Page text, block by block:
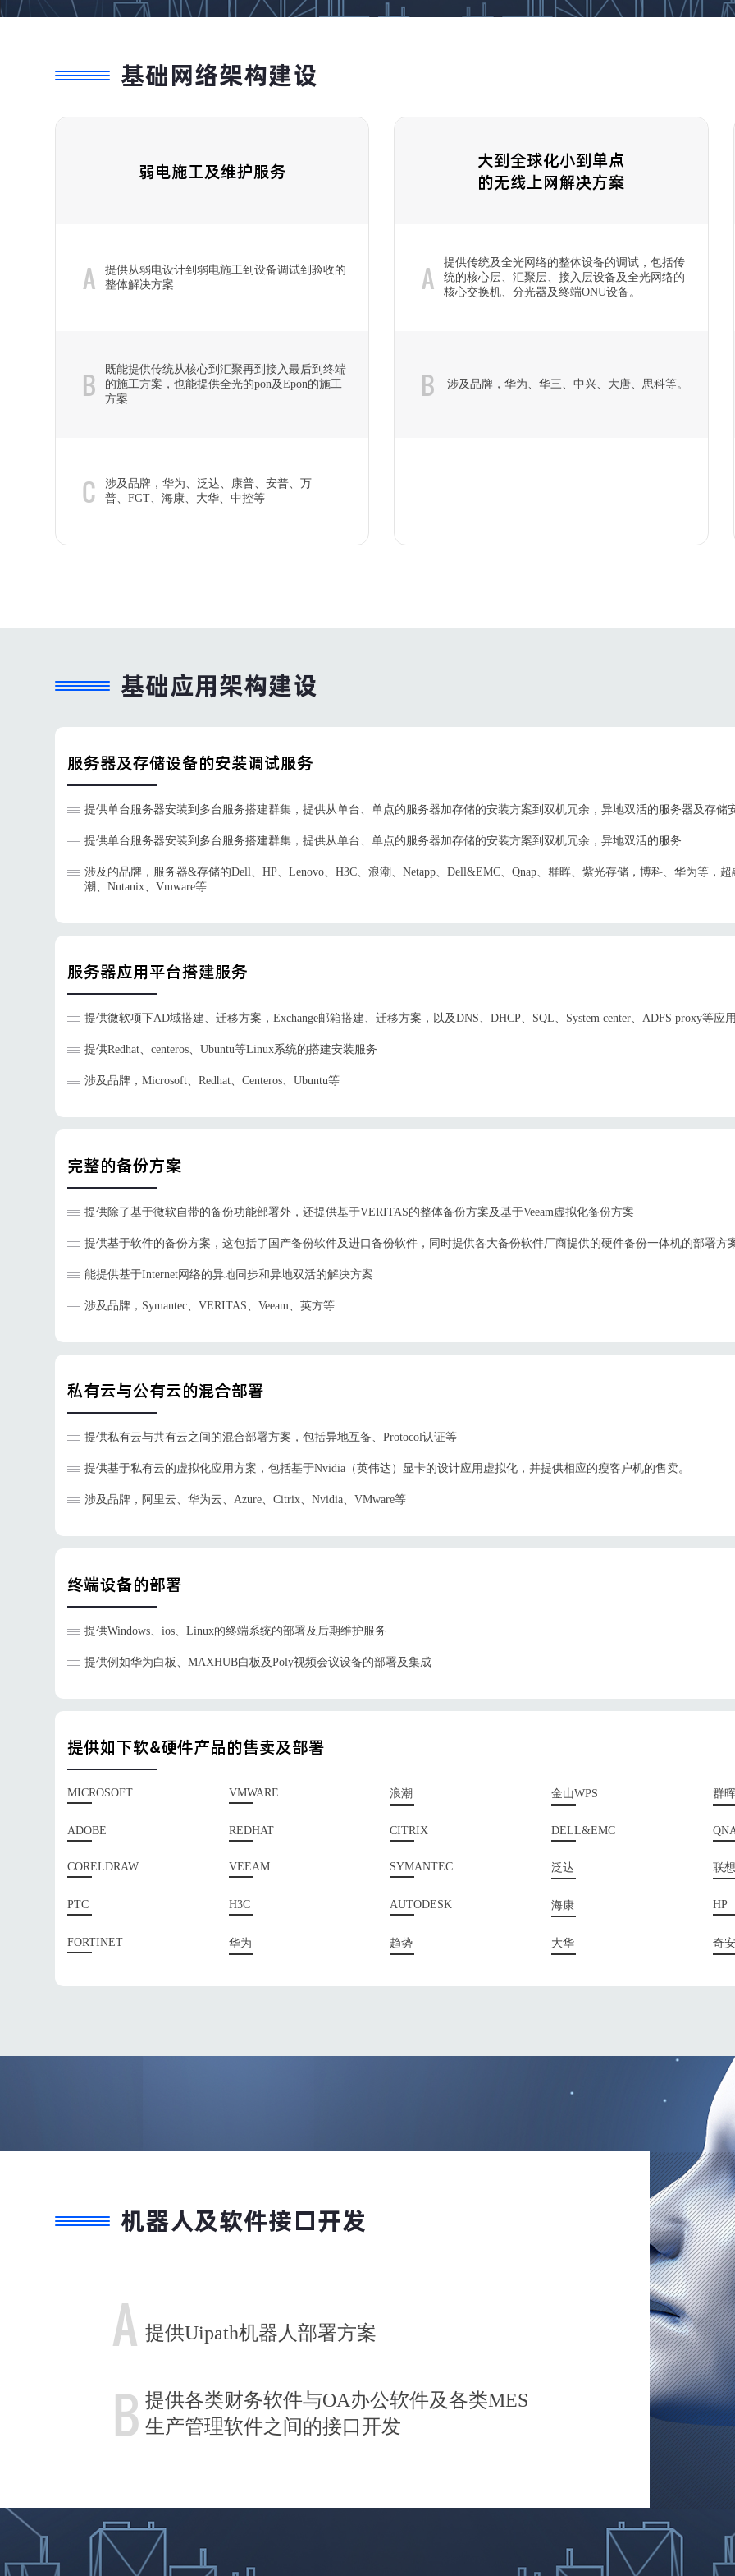
基础网络架构建设
弱电施工及维护服务
A
提供从弱电设计到弱电施工到设备调试到验收的
整体解决方案
B
既能提供传统从核心到汇聚再到接入最后到终端
的施工方案，也能提供全光的pon及Epon的施工
方案
C
涉及品牌，华为、泛达、康普、安普、万
普、FGT、海康、大华、中控等
大到全球化小到单点
的无线上网解决方案
A
提供传统及全光网络的整体设备的调试，包括传
统的核心层、汇聚层、接入层设备及全光网络的
核心交换机、分光器及终端ONU设备。
B 涉及品牌，华为、华三、中兴、大唐、思科等。
基础应用架构建设
服务器及存储设备的安装调试服务
提供单台服务器安装到多台服务搭建群集，提供从单台、单点的服务器加存储的安装方案到双机冗余，异地双活的服务器及存
提供单台服务器安装到多台服务搭建群集，提供从单台、单点的服务器加存储的安装方案到双机冗余，异地双活的服务
涉及的品牌，服务器&存储的Dell、HP、Lenovo、H3C、浪潮、Netapp、Dell&EMC、Qnap、群晖、紫光存储，博科、华为等，
潮、Nutanix、Vmware等
服务器应用平台搭建服务
提供微软项下AD域搭建、迁移方案，Exchange邮箱搭建、迁移方案，以及DNS、DHCP、SQL、System center、ADFS proxy等应
提供Redhat、centeros、Ubuntu等Linux系统的搭建安装服务
涉及品牌，Microsoft、Redhat、Centeros、Ubuntu等
完整的备份方案
提供除了基于微软自带的备份功能部署外，还提供基于VERITAS的整体备份方案及基于Veeam虚拟化备份方案
提供基于软件的备份方案，这包括了国产备份软件及进口备份软件，同时提供各大备份软件厂商提供的硬件备份一体机的部署方
能提供基于Internet网络的异地同步和异地双活的解决方案
涉及品牌，Symantec、VERITAS、Veeam、英方等
私有云与公有云的混合部署
提供私有云与共有云之间的混合部署方案，包括异地互备、Protocol认证等
提供基于私有云的虚拟化应用方案，包括基于Nvidia（英伟达）显卡的设计应用虚拟化，并提供相应的瘦客户机的售卖。
涉及品牌，阿里云、华为云、Azure、Citrix、Nvidia、VMware等
终端设备的部署
提供Windows、ios、Linux的终端系统的部署及后期维护服务
提供例如华为白板、MAXHUB白板及Poly视频会议设备的部署及集成
提供如下软&硬件产品的售卖及部署
MICROSOFT VMWARE 浪潮 金山WPS 群晖
ADOBE REDHAT CITRIX DELL&EMC
CORELDRAW VEEAM SYMANTEC 泛达 联
PTC H3C AUTODESK 海康 HP
FORTINET 华为 趋势 大华 奇
机器人及软件接口开发
A 提供Uipath机器人部署方案
B 提供各类财务软件与OA办公软件及各类MES
生产管理软件之间的接口开发